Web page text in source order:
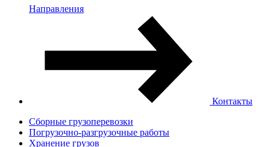
Направления
Контакты
Сборные грузоперевозки
Погрузочно-разгрузочные работы
Хранение грузов